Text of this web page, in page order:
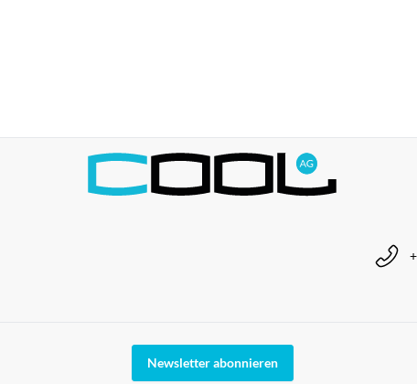
Newsletter abonnieren